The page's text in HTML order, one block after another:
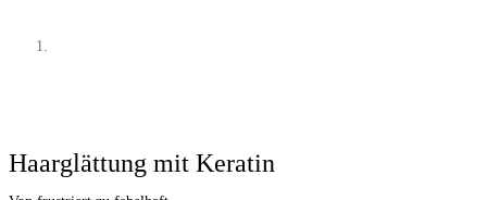
Haarglättung mit Keratin